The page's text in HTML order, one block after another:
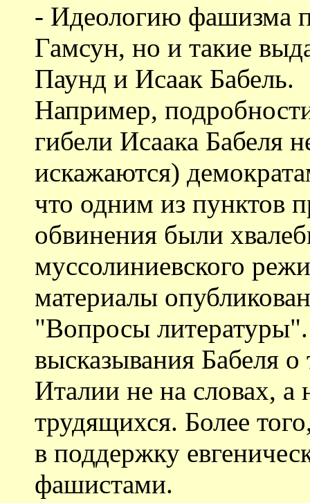
- Идеологию фашизма
Гамсун, но и такие
Паунд и Исаак Бабель.
Например,
гибели Исаака Бабеля
искажаются)
что одним из пунктов
обвинения были
муссолиниевского
материалы
"Вопросы
высказывания Бабеля
Италии не на словах, а
трудящихся. Более
в поддержку
фашистами.